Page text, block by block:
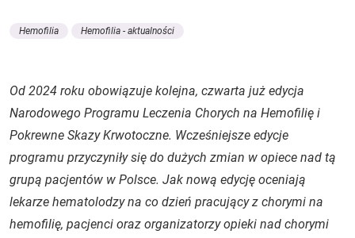
Hemofilia Hemofilia - aktualności
Od 2024 roku obowiązuje kolejna, czwarta już edycja
Narodowego Programu Leczenia Chorych na Hemofilię i
Pokrewne Skazy Krwotoczne. Wcześniejsze edycje
programu przyczyniły się do dużych zmian w opiece nad tą
grupą pacjentów w Polsce. Jak nową edycję oceniają
lekarze hematolodzy na co dzień pracujący z chorymi na
hemofilię, pacjenci oraz organizatorzy opieki nad chorymi